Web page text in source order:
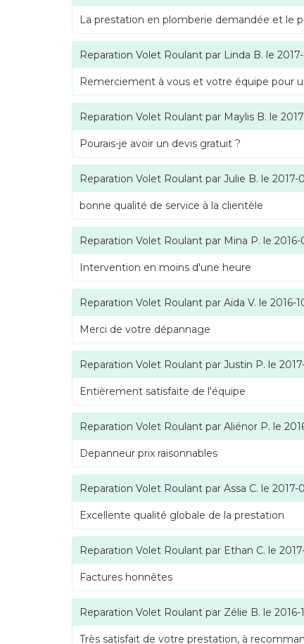
La prestation en plomberie demandée et le
Reparation Volet Roulant par Linda B. le
Remerciement à vous et votre équipe pour
Reparation Volet Roulant par Maylis B. le
Pourais-je avoir un devis gratuit ?
Reparation Volet Roulant par Julie B. le 2017-
bonne qualité de service à la clientèle
Reparation Volet Roulant par Mina P. le
Intervention en moins d'une heure
Reparation Volet Roulant par Aïda V. le 2016-
Merci de votre dépannage
Reparation Volet Roulant par Justin P. le
Entièrement satisfaite de l'équipe
Reparation Volet Roulant par Aliénor P. le
Depanneur prix raisonnables
Reparation Volet Roulant par Assa C. le 2017-
Excellente qualité globale de la prestation
Reparation Volet Roulant par Ethan C. le
Factures honnêtes
Reparation Volet Roulant par Zélie B. le 2016-
Très satisfait de votre prestation, à